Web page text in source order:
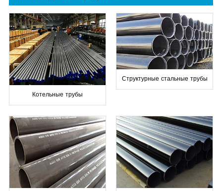
Котельные трубы
Структурные стальные трубы